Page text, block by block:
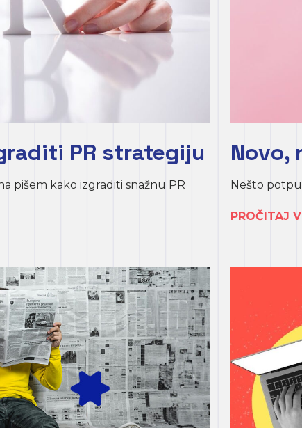
PR strategiju
pišem kako izgraditi snažnu PR
Novo,
Nešto
PROČITAJ